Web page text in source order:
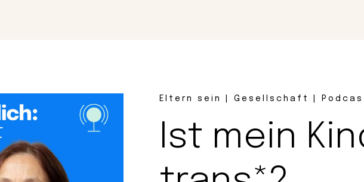
Eltern sein | Gesellschaft |
Ist mein